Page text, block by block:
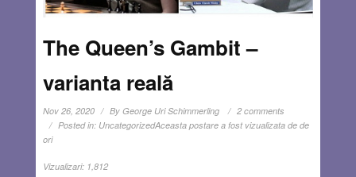
The Queen’s Gambit –
varianta reală
Nov 26, 2020 By George Uri Schimmerling
2 comments
Posted in: UncategorizedAceasta postare a fost vizualizata de de
ori
Vizualizari: 1,812